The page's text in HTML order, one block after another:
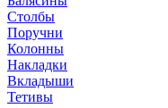
Столбы
Поручни
Колонны
Накладки
Вкладыши
Тетивы